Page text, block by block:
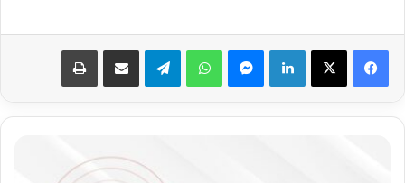
فيسبوك ‫X لينكدإن واتساب تيلقرام